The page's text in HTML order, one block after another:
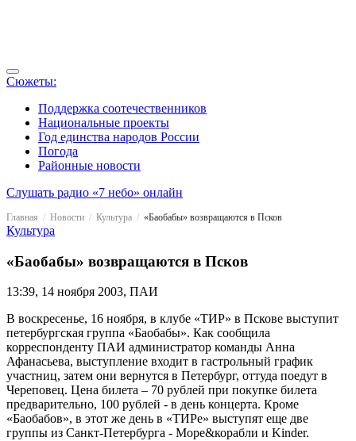
Сюжеты:
Поддержка соотечественников
Национальные проекты
Год единства народов России
Погода
Районные новости
Слушать радио «7 небо» онлайн
Главная Новости Культура «Баобабы» возвращаются в Псков
Культура
«Баобабы» возвращаются в Псков
13:39, 14 ноября 2003, ПАИ
В воскресенье, 16 ноября, в клубе «ТИР» в Пскове выступит
петербургская группа «Баобабы». Как сообщила
корреспонденту ПАИ администратор команды Анна
Афанасьева, выступление входит в гастрольный график
участниц, затем они вернутся в Петербург, оттуда поедут в
Череповец. Цена билета – 70 рублей при покупке билета
предварительно, 100 рублей - в день концерта. Кроме
«Баобабов», в этот же день в «ТИРе» выступят еще две
группы из Санкт-Петербурга - Море&корабли и Kinder.